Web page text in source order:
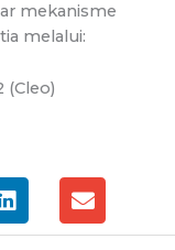
mekanisme
melalui:
(Cleo)
L
i
n
E
n
v